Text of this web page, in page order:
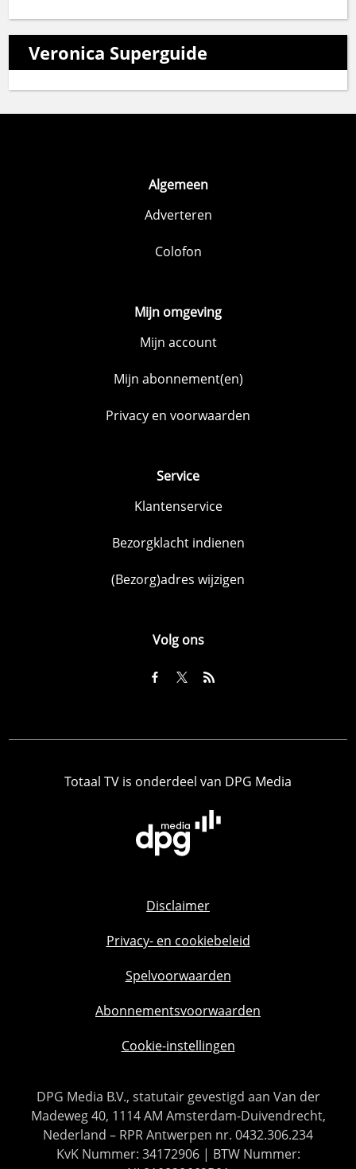
Veronica Superguide
Algemeen
Adverteren
Colofon
Mijn omgeving
Mijn account
Mijn abonnement(en)
Privacy en voorwaarden
Service
Klantenservice
Bezorgklacht indienen
(Bezorg)adres wijzigen
Volg ons
Totaal TV is onderdeel van DPG Media
Disclaimer
Privacy- en cookiebeleid
Spelvoorwaarden
Abonnementsvoorwaarden
Cookie-instellingen
DPG Media B.V., statutair gevestigd aan Van der
Madeweg 40, 1114 AM Amsterdam-Duivendrecht,
Nederland – RPR Antwerpen nr. 0432.306.234
KvK Nummer: 34172906 | BTW Nummer: